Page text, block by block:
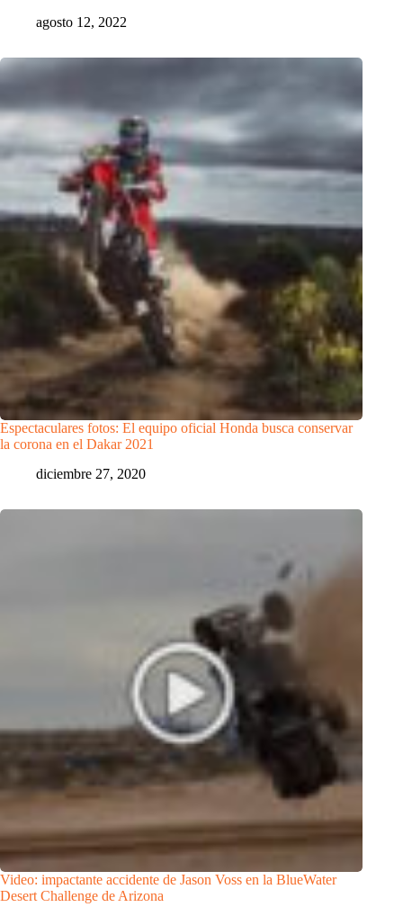
agosto 12, 2022
Espectaculares fotos: El equipo oficial Honda busca conservar
la corona en el Dakar 2021
diciembre 27, 2020
Video: impactante accidente de Jason Voss en la BlueWater
Desert Challenge de Arizona